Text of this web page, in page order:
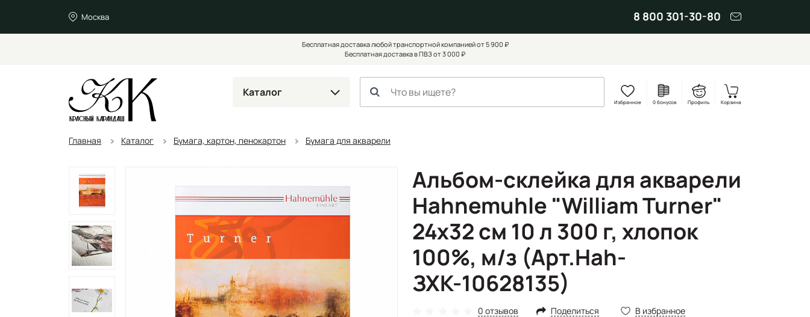
Москва 8 800 301-30-80
Бесплатная доставка любой транспортной компанией от 5 900 ₽
Бесплатная доставка в ПВЗ от 3 000 ₽
Каталог
Избранное 0 бонусов Профиль Корзина
Главная Каталог Бумага, картон, пенокартон Бумага для акварели
Альбом-склейка для акварели
Hahnemuhle "William Turner"
24x32 см 10 л 300 г, хлопок
100%, м/з (Арт.Hah-
ЗХК-10628135)
0 отзывов Поделиться В избранное